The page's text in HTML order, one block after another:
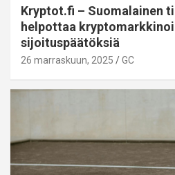
Kryptot.fi – Suomalainen
helpottaa
sijoituspäätöksiä
26 marraskuun, 2025 GC